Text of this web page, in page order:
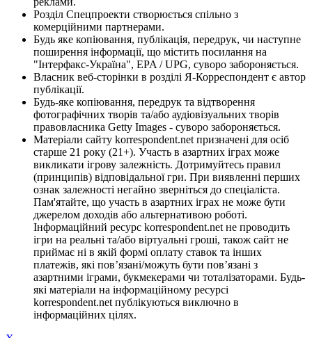
Розділ Спецпроекти створюється спільно з
комерційними партнерами.
Будь яке копіювання, публікація, передрук, чи наступне
поширення інформації, що містить посилання на
"Інтерфакс-Україна", EPA / UPG, суворо забороняється.
Власник веб-сторінки в розділі Я-Корреспондент є автор
публікації.
Будь-яке копіювання, передрук та відтворення
фотографічних творів та/або аудіовізуальних творів
правовласника Getty Images - суворо забороняється.
Матеріали сайту korrespondent.net призначені для осіб
старше 21 року (21+). Участь в азартних іграх може
викликати ігрову залежність. Дотримуйтесь правил
(принципів) відповідальної гри. При виявленні перших
ознак залежності негайно зверніться до спеціаліста.
Пам'ятайте, що участь в азартних іграх не може бути
джерелом доходів або альтернативою роботі.
Інформаційний ресурс korrespondent.net не проводить
ігри на реальні та/або віртуальні гроші, також сайт не
приймає ні в якій формі оплату ставок та інших
платежів, які пов’язані/можуть бути пов’язані з
азартними іграми, букмекерами чи тоталізаторами. Будь-
які матеріали на інформаційному ресурсі
korrespondent.net публікуються виключно в
інформаційних цілях.